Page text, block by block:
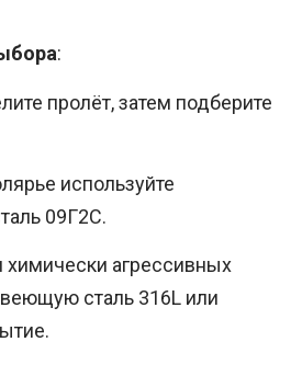
:
пролёт, затем подберите
используйте
09Г2С.
агрессивных
сталь 316L или